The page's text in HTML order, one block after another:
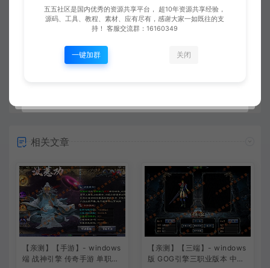
上一篇：
【亲测】【手游】战神引擎手游 windows端 原版登陆器 三职业复古极品176 安卓+苹果
下一篇：
相关文章
【亲测】【手游】- windows
端 战神引擎 传奇手游 单职业
【亲测】【三端】- windows
版 GOG引擎三职业版本 中原
五五社区是国内优秀的资源共享平台， 超10年资源共享经验，
源码、工具、教程、素材、应有尽有，感谢大家一如既往的支
持！ 客服交流群：16160349
一键加群 关闭